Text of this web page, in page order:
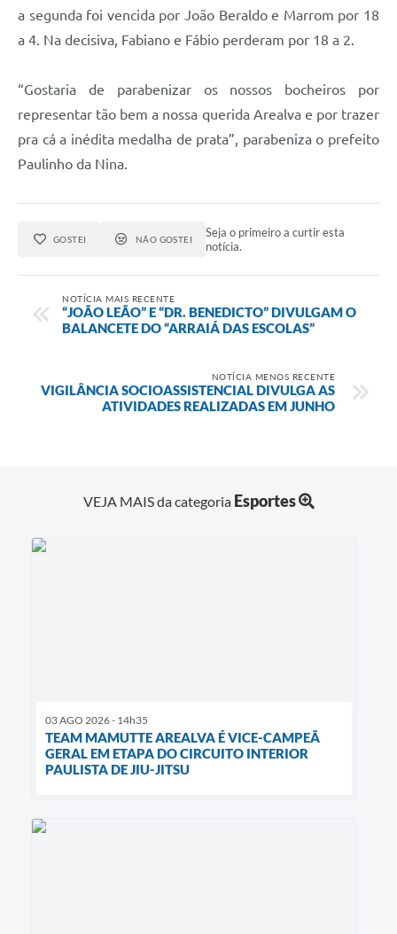
a segunda foi vencida por João Beraldo e Marrom por 18
a 4. Na decisiva, Fabiano e Fábio perderam por 18 a 2.
“Gostaria de parabenizar os nossos bocheiros por
representar tão bem a nossa querida Arealva e por trazer
pra cá a inédita medalha de prata”, parabeniza o prefeito
Paulinho da Nina.
GOSTEI NÃO GOSTEI
Seja o primeiro a curtir esta
notícia.
NOTÍCIA MAIS RECENTE
“JOÃO LEÃO” E “DR. BENEDICTO” DIVULGAM O
BALANCETE DO “ARRAIÁ DAS ESCOLAS”
NOTÍCIA MENOS RECENTE
VIGILÂNCIA SOCIOASSISTENCIAL DIVULGA AS
ATIVIDADES REALIZADAS EM JUNHO
VEJA MAIS da categoria Esportes
03 AGO 2026 - 14h35
TEAM MAMUTTE AREALVA É VICE-CAMPEÃ
GERAL EM ETAPA DO CIRCUITO INTERIOR
PAULISTA DE JIU-JITSU